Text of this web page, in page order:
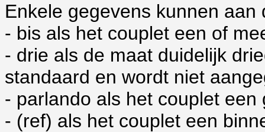
Enkele gegevens kunnen
- bis als het couplet een of
- drie als de maat duidelijk
standaard en wordt niet
- parlando als het couplet
- (ref) als het couplet een